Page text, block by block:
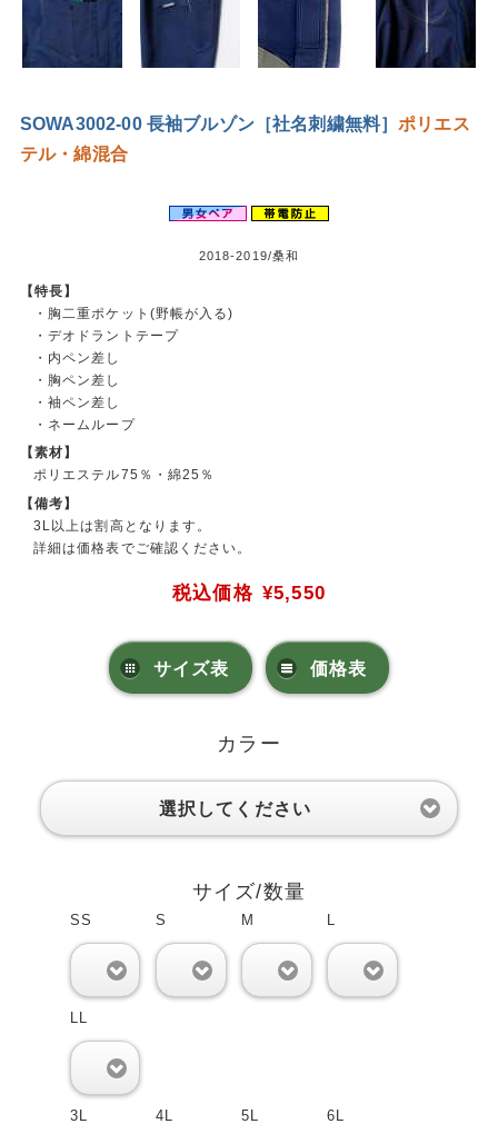
SOWA3002-00 長袖ブルゾン［社名刺繍無料］ポリエス
テル・綿混合
2018-2019/桑和
【特長】
・胸二重ポケット(野帳が入る)
・デオドラントテープ
・内ペン差し
・胸ペン差し
・袖ペン差し
・ネームループ
【素材】
ポリエステル75％・綿25％
【備考】
3L以上は割高となります。
詳細は価格表でご確認ください。
税込価格 ¥5,550
サイズ表 価格表
カラー
選択してください
サイズ/数量
SS S M L
LL
3L 4L 5L 6L